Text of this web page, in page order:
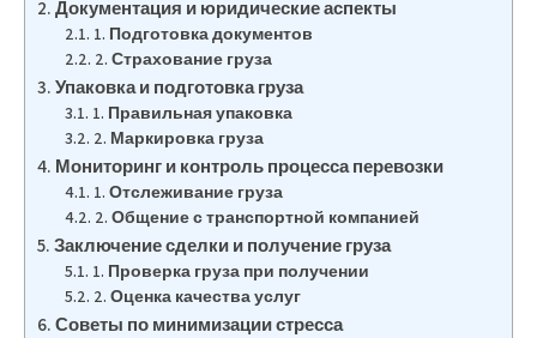
Документация и юридические аспекты
1. Подготовка документов
2. Страхование груза
Упаковка и подготовка груза
1. Правильная упаковка
2. Маркировка груза
Мониторинг и контроль процесса перевозки
1. Отслеживание груза
2. Общение с транспортной компанией
Заключение сделки и получение груза
1. Проверка груза при получении
2. Оценка качества услуг
Советы по минимизации стресса